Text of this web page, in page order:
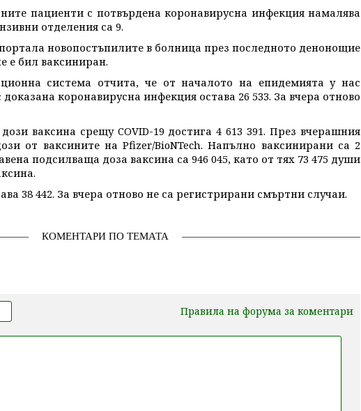
пациенти с потвърдена коронавирусна инфекция намалява
отделения са 9.
новопостъпилите в болница през последното денонощие
е бил ваксиниран.
система отчита, че от началото на епидемията у нас
коронавирусна инфекция остава 26 533. За вчера отново
ваксина срещу COVID-19 достига 4 613 391. През вчерашния
от ваксините на Pfizer/BioNTech. Напълно ваксинирани са 2
подсилваща доза ваксина са 946 045, като от тях 73 475 души
38 442. За вчера отново не са регистрирани смъртни случаи.
КОМЕНТАРИ ПО ТЕМАТА
Правила на форума за коментари